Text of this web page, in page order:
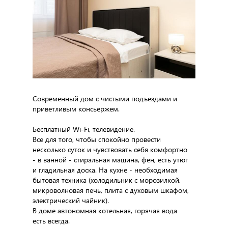
Современный дом с чистыми подъездами и
приветливым консьержем.
Бесплатный Wi-Fi, телевидение.
Все для того, чтобы спокойно провести
несколько суток и чувствовать себя комфортно
- в ванной - стиральная машина, фен, есть утюг
и гладильная доска. На кухне - необходимая
бытовая техника (холодильник с морозилкой,
микроволновая печь, плита с духовым шкафом,
электрический чайник).
В доме автономная котельная, горячая вода
есть всегда.